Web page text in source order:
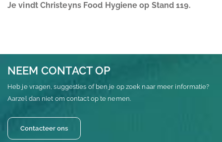
Je vindt Christeyns Food Hygiene op Stand 119.
NEEM CONTACT OP
Heb je vragen, suggesties of ben je op zoek naar meer informatie?
Aarzel dan niet om contact op te nemen.
Contacteer ons